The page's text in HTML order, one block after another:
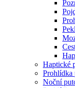
Haptické
Prohlídka
Noční